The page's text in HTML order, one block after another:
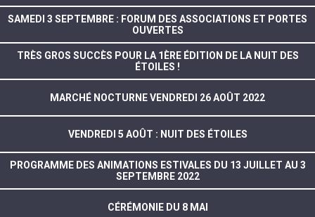
SAMEDI 3 SEPTEMBRE : FORUM DES ASSOCIATIONS ET PORTES
OUVERTES
TRÈS GROS SUCCÈS POUR LA 1ÈRE ÉDITION DE LA NUIT DES
ÉTOILES !
MARCHÉ NOCTURNE VENDREDI 26 AOÛT 2022
VENDREDI 5 AOÛT : NUIT DES ÉTOILES
PROGRAMME DES ANIMATIONS ESTIVALES DU 13 JUILLET AU 3
SEPTEMBRE 2022
CÉRÉMONIE DU 8 MAI